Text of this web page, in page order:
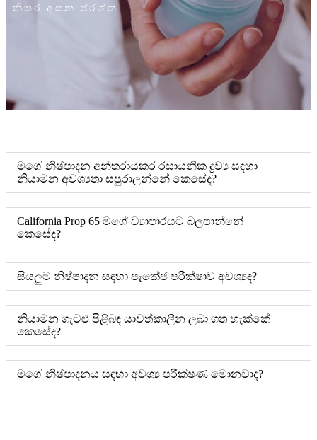
නිතර අසන ප්රශ්න
මගේ නිෂ්පාදන අන්තරායකර රසායනික ද්‍රව්‍ය සඳහා
නියාමන අවශ්‍යතා සපුරාලන්නේ කෙසේද?
California Prop 65 මගේ ව්‍යාපාරයට බලපාන්නේ
කෙසේද?
සියලුම නිෂ්පාදන සඳහා පැකේජ පරීක්ෂාව අවශ්‍යද?
නියාමන ගැටළු පිළිබඳ යාවත්කාලීන ලබා ගත හැක්කේ
කෙසේද?
මගේ නිෂ්පාදනය සඳහා අවශ්‍ය පරීක්ෂණ මොනවාද?